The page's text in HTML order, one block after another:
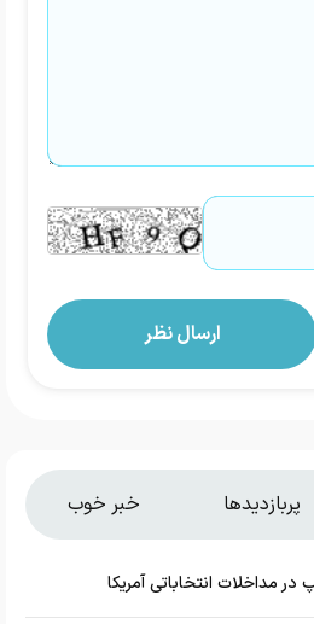
پربازدیدها خبر خوب
در مداخلات انتخاباتی آمریکا